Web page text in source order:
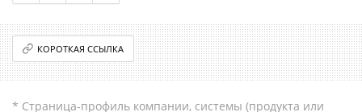
КОРОТКАЯ ССЫЛКА
* Страница-профиль компании, системы (продукта или